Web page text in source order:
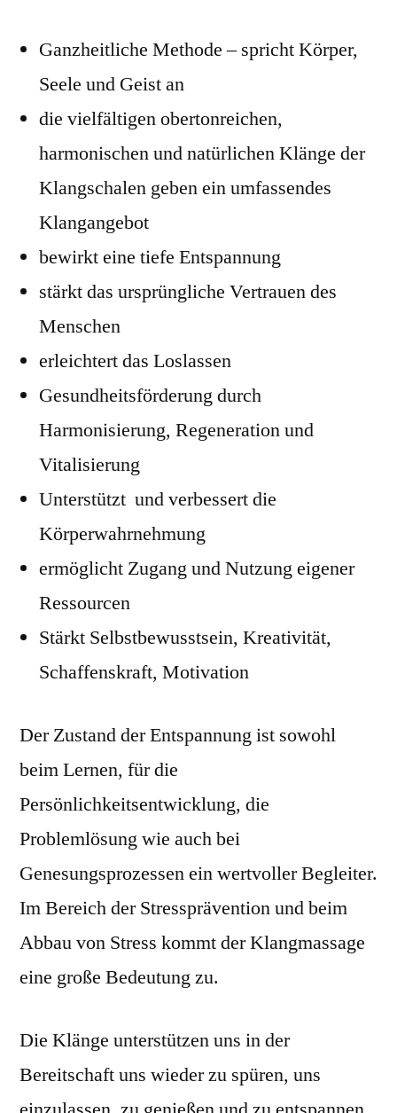
Ganzheitliche Methode – spricht Körper,
Seele und Geist an
die vielfältigen obertonreichen,
harmonischen und natürlichen Klänge der
Klangschalen geben ein umfassendes
Klangangebot
bewirkt eine tiefe Entspannung
stärkt das ursprüngliche Vertrauen des
Menschen
erleichtert das Loslassen
Gesundheitsförderung durch
Harmonisierung, Regeneration und
Vitalisierung
Unterstützt und verbessert die
Körperwahrnehmung
ermöglicht Zugang und Nutzung eigener
Ressourcen
Stärkt Selbstbewusstsein, Kreativität,
Schaffenskraft, Motivation
Der Zustand der Entspannung ist sowohl
beim Lernen, für die
Persönlichkeitsentwicklung, die
Problemlösung wie auch bei
Genesungsprozessen ein wertvoller Begleiter.
Im Bereich der Stressprävention und beim
Abbau von Stress kommt der Klangmassage
eine große Bedeutung zu.
Die Klänge unterstützen uns in der
Bereitschaft uns wieder zu spüren, uns